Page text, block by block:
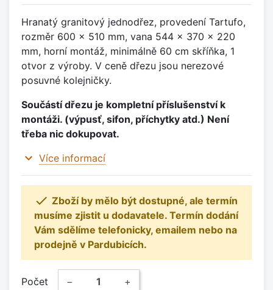
Hranatý granitový jednodřez, provedení Tartufo,
rozměr 600 x 510 mm, vana 544 x 370 x 220
mm, horní montáž, minimálně 60 cm skříňka, 1
otvor z výroby. V ceně dřezu jsou nerezové
posuvné kolejničky.
Součástí dřezu je kompletní příslušenství k
montáži. (výpusť, sifon, příchytky atd.) Není
třeba nic dokupovat.
expand_more Více informací
 Zboží by mělo být dostupné, ale termín
musíme zjistit u dodavatele. Termín dodání
Vám sdělíme telefonicky, emailem nebo na
prodejně v Pardubicích.
Počet − +